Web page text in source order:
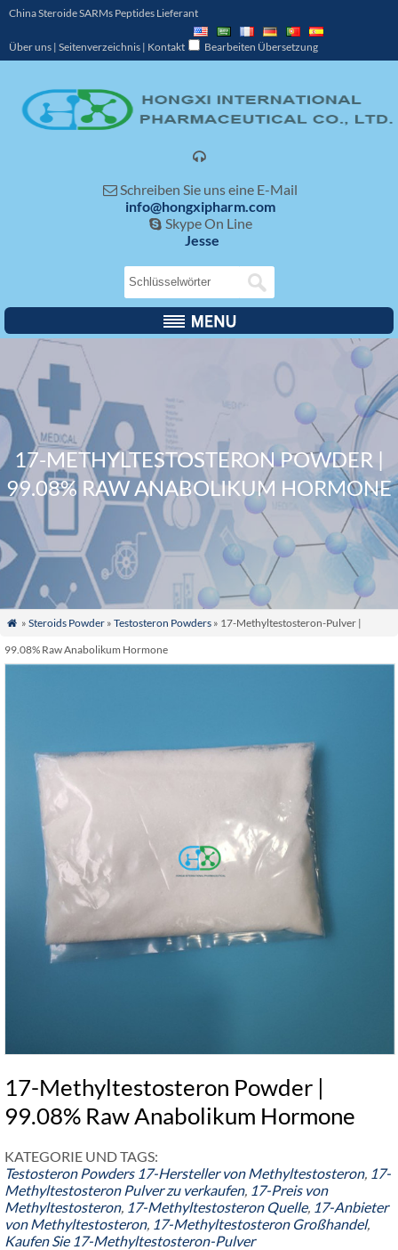
China Steroide SARMs Peptides Lieferant
Über uns | Seitenverzeichnis | Kontakt Bearbeiten Übersetzung

Schreiben Sie uns eine E-Mail
info@hongxipharm.com
 Skype On Line
Jesse
17-METHYLTESTOSTERON POWDER |
99.08% RAW ANABOLIKUM HORMONE
 » Steroids Powder» Testosteron Powders» 17-Methyltestosteron-Pulver |
99.08% Raw Anabolikum Hormone
17-Methyltestosteron Powder |
99.08% Raw Anabolikum Hormone
KATEGORIE UND TAGS:
Testosteron Powders 17-Hersteller von Methyltestosteron, 17-
Methyltestosteron Pulver zu verkaufen, 17-Preis von
Methyltestosteron, 17-Methyltestosteron Quelle, 17-Anbieter
von Methyltestosteron, 17-Methyltestosteron Großhandel,
Kaufen Sie 17-Methyltestosteron-Pulver